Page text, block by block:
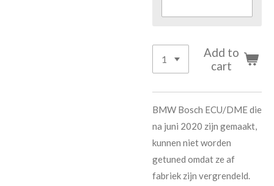
Add to
cart
BMW Bosch ECU/DME die
na juni 2020 zijn gemaakt,
kunnen niet worden
getuned omdat ze af
fabriek zijn vergrendeld.